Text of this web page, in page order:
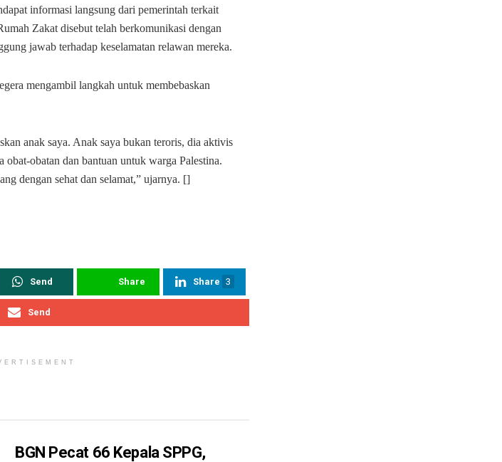
informasi langsung dari pemerintah terkait
Zakat disebut telah berkomunikasi dengan
jawab terhadap keselamatan relawan mereka.
mengambil langkah untuk membebaskan
anak saya. Anak saya bukan teroris, dia aktivis
obat-obatan dan bantuan untuk warga Palestina.
dengan sehat dan selamat,” ujarnya. []
Send Share Share 3
Send
BGN Pecat 66 Kepala SPPG,